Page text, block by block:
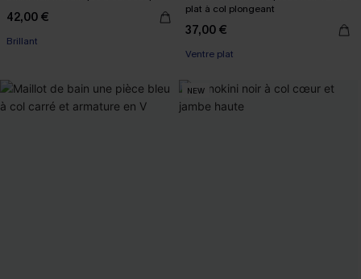
42,00 €
Brillant
plat à col plongeant
37,00 €
Ventre plat
NEW